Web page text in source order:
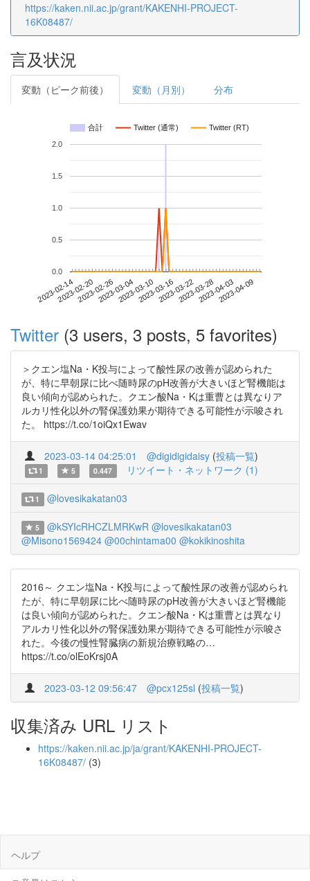
https://kaken.nii.ac.jp/grant/KAKENHI-PROJECT-
16K08487/
言及状況
変動（ピーク前後） 変動（月別） 分布
合計 Twitter (通常) Twitter (RT)
2023-02-142023-02-202023-02-262023-03-042023-03-102023-03-162023-03-222023-03-282023-04-032023-04-09
0.0
0.5
1.0
1.5
2.0
Twitter (3 users, 3 posts, 5 favorites)
＞クエン塩Na・K投与によって酸性尿の改善が認められた
が、特に早朝尿に比べ随時尿のpH改善が大きいほど腎機能は
良い傾向が認められた。クエン酸Na・Kは重曹とは異なりア
ルカリ性化以外の腎保護効果が期待できる可能性が示唆され
た。 https://t.co/1oiQx1Ewav
2023-03-14 04:25:01 @digidigidaisy (投稿一覧)
1 5 0.447 リツイート・ネットワーク (1)
1 @lovesikakatan03
5 @kSYIcRHCZLMRKwR @lovesikakatan03
@Misono1569424 @00chintama00 @kokikinoshita
2016～ クエン塩Na・K投与によって酸性尿の改善が認められ
たが、特に早朝尿に比べ随時尿のpH改善が大きいほど腎機能
は良い傾向が認められた。クエン酸Na・Kは重曹とは異なり
アルカリ性化以外の腎保護効果が期待できる可能性が示唆さ
れた。今後の慢性腎臓病の新規治療戦略の…
https://t.co/olEoKrsj0A
2023-03-12 09:56:47 @pcx125sl (投稿一覧)
収集済み URL リスト
https://kaken.nii.ac.jp/ja/grant/KAKENHI-PROJECT-
16K08487/ (3)
ヘルプ